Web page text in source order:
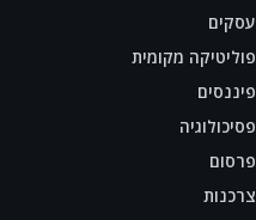
עסקים
פוליטיקה מקומית
פיננסים
פסיכולוגיה
פרסום
צרכנות